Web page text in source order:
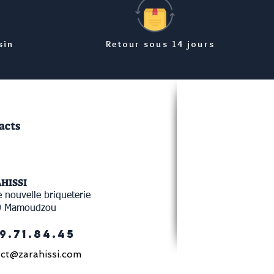
Retour sous 14 jours
nouvelle briqueterie
Mamoudzou